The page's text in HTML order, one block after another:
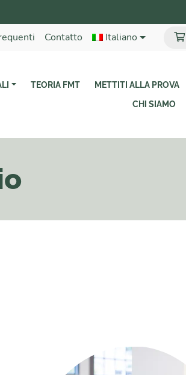
Contatto Italiano
TEORIA FMT METTITI ALLA PROVA
CHI SIAMO